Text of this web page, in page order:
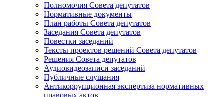
Полномочия Совета депутатов
Нормативные документы
План работы Совета депутатов
Заседания Cовета депутатов
Повестки заседаний
Тексты проектов решений Совета депутатов
Решения Совета депутатов
Аудиовидеозаписи заседаний
Публичные слушания
Антикоррупционная экспертиза нормативных
правовых актов